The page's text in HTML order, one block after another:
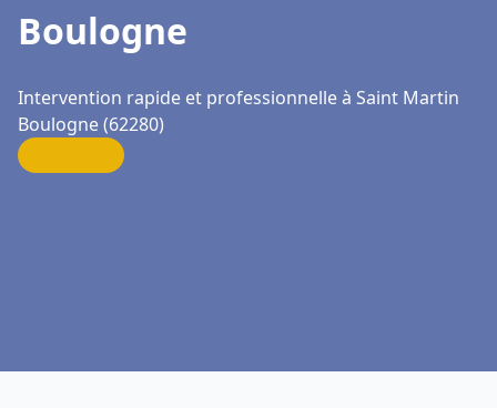
Boulogne
Intervention rapide et professionnelle à Saint Martin
Boulogne (62280)